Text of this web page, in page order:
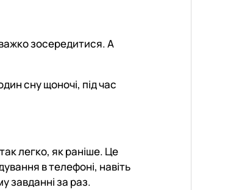
зосередитися. А
сну щоночі, під час
легко, як раніше. Це
в телефоні, навіть
завданні за раз.